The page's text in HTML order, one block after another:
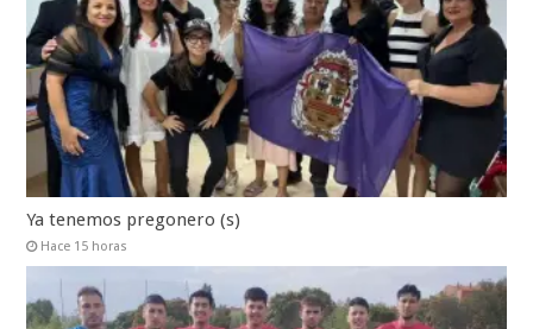
Ya tenemos pregonero (s)
Hace 15 horas